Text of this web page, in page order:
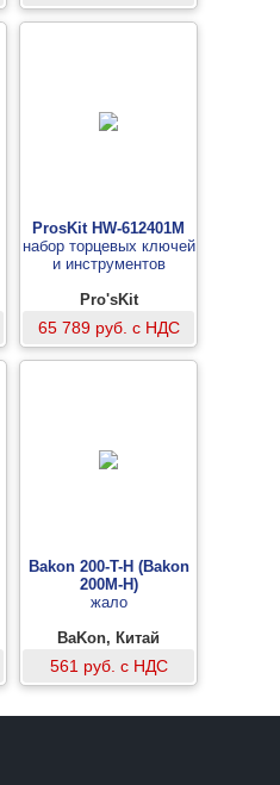
ProsKit HW-612401M
набор торцевых ключей
и инструментов
Pro'sKit
65 789 руб. с НДС
Bakon 200-T-H (Bakon
200M-H)
жало
BaKon, Китай
561 руб. с НДС